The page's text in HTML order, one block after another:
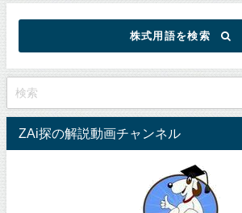
株式用語を検索
ZAi探の解説動画チャンネル